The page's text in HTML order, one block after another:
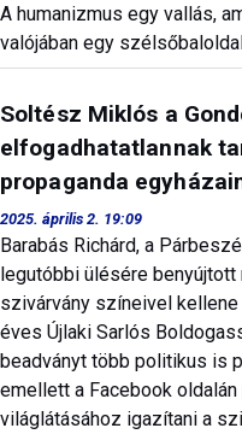
A humanizmus egy vallás,
valójában egy
Soltész Miklós a
elfogadhatatlannak
propaganda
2025. április 2. 19:09
Barabás Richárd, a
legutóbbi ülésére
szivárvány színeivel
éves Újlaki Sarlós
beadványt több politikus is
emellett a Facebook
világlátásához igazítani a